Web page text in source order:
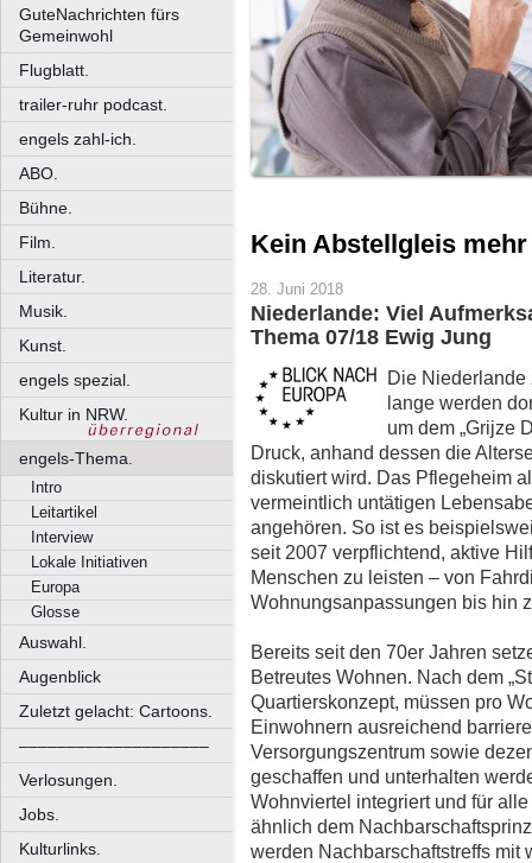
GuteNachrichten fürs
Gemeinwohl
Flugblatt.
trailer-ruhr podcast.
engels zahl-ich.
ABO.
Bühne.
Film.
Literatur.
Musik.
Kunst.
engels spezial.
Kultur in NRW.
engels-Thema.
Intro
Leitartikel
Interview
Lokale Initiativen
Europa
Glosse
Auswahl.
Augenblick
Zuletzt gelacht: Cartoons.
––––––––––––––––––––
Verlosungen.
Jobs.
Kulturlinks.
Kein Abstellgleis
28. Juni 2018
Niederlande: Viel
Thema 07/18 Ewig Jung
Die Niederlande
lange werden
um dem „Grijze
Druck, anhand dessen die
diskutiert wird. Das Pflegeheim
vermeintlich untätigen
angehören. So ist es
seit 2007 verpflichtend, aktive
Menschen zu leisten – von
Wohnungsanpassungen bis hin
Bereits seit den 70er Jahren
Betreutes Wohnen. Nach dem
Quartierskonzept, müssen pro
Einwohnern ausreichend
Versorgungszentrum sowie
geschaffen und unterhalten
Wohnviertel integriert und für
ähnlich dem
werden Nachbarschaftstreffs mit